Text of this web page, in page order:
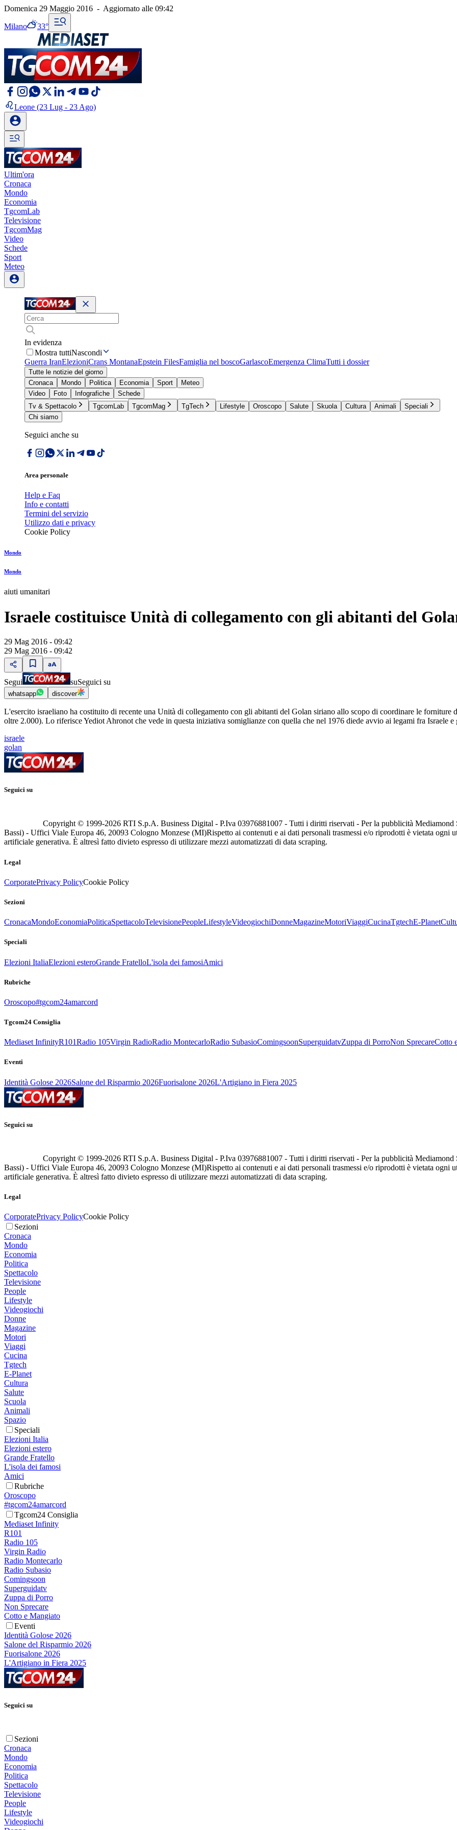
Domenica 29 Maggio 2016 - Aggiornato alle 09:42
Milano 33°
Leone (23 Lug - 23 Ago)
Ultim'ora
Cronaca
Mondo
Economia
TgcomLab
Televisione
TgcomMag
Video
Schede
Sport
Meteo
In evidenza
Mostra tuttiNascondi
Guerra IranElezioniCrans MontanaEpstein FilesFamiglia nel boscoGarlascoEmergenza ClimaTutti i dossier
Tutte le notizie del giorno
Cronaca
Mondo Politica Economia Sport
Meteo
Video
Foto Infografiche
Schede
Tv & Spettacolo
TgcomLab TgcomMag TgTech Lifestyle Oroscopo Salute Skuola Cultura Animali
Speciali
Chi siamo
Seguici anche su
Area personale
Help e Faq
Info e contatti
Termini del servizio
Utilizzo dati e privacy
Cookie Policy
Mondo
Mondo
aiuti umanitari
Israele costituisce Unità di collegamento con gli abitanti del
29 Mag 2016 - 09:42
29 Mag 2016 - 09:42
Segui suSeguici su
whatsapp discover
L'esercito israeliano ha costituito di recente una Unità di collegamento con gli abitanti del Golan siriano allo scopo di coordinare le
oltre 2.000). Lo riferisce Yediot Ahronot che vede in questa iniziativa somiglianze con quella che nel 1976 diede avvio ai legami fra Israele
israele
golan
Seguici su
Copyright © 1999-2026 RTI S.p.A. Business Digital - P.Iva 03976881007 - Tutti i diritti riservati - Per la pubblicità
Bassi) - Uffici Viale Europa 46, 20093 Cologno Monzese (MI)Rispetto ai contenuti e ai dati personali trasmessi e/o riprodotti è vietata ogni
artificiale generativa. È altresì fatto divieto espresso di utilizzare mezzi automatizzati di data scraping.
Legal
CorporatePrivacy PolicyCookie Policy
Sezioni
CronacaMondoEconomiaPoliticaSpettacoloTelevisionePeopleLifestyleVideogiochiDonneMagazineMotoriViaggiCucinaTgtechE-Planet
Speciali
Elezioni ItaliaElezioni esteroGrande FratelloL'isola dei famosiAmici
Rubriche
Oroscopo#tgcom24amarcord
Tgcom24 Consiglia
Mediaset InfinityR101Radio 105Virgin RadioRadio MontecarloRadio SubasioComingsoonSuperguidatvZuppa di PorroNon SprecareCotto
Eventi
Identità Golose 2026Salone del Risparmio 2026Fuorisalone 2026L'Artigiano in Fiera 2025
Seguici su
Copyright © 1999-2026 RTI S.p.A. Business Digital - P.Iva 03976881007 - Tutti i diritti riservati - Per la pubblicità
Bassi) - Uffici Viale Europa 46, 20093 Cologno Monzese (MI)Rispetto ai contenuti e ai dati personali trasmessi e/o riprodotti è vietata ogni
artificiale generativa. È altresì fatto divieto espresso di utilizzare mezzi automatizzati di data scraping.
Legal
CorporatePrivacy PolicyCookie Policy
Sezioni
Cronaca
Mondo
Economia
Politica
Spettacolo
Televisione
People
Lifestyle
Videogiochi
Donne
Magazine
Motori
Viaggi
Cucina
Tgtech
E-Planet
Cultura
Salute
Scuola
Animali
Spazio
Speciali
Elezioni Italia
Elezioni estero
Grande Fratello
L'isola dei famosi
Amici
Rubriche
Oroscopo
#tgcom24amarcord
Tgcom24 Consiglia
Mediaset Infinity
R101
Radio 105
Virgin Radio
Radio Montecarlo
Radio Subasio
Comingsoon
Superguidatv
Zuppa di Porro
Non Sprecare
Cotto e Mangiato
Eventi
Identità Golose 2026
Salone del Risparmio 2026
Fuorisalone 2026
L'Artigiano in Fiera 2025
Seguici su
Sezioni
Cronaca
Mondo
Economia
Politica
Spettacolo
Televisione
People
Lifestyle
Videogiochi